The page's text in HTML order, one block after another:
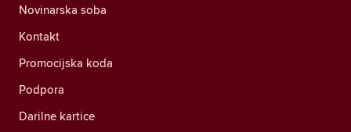
Novinarska soba
Kontakt
Promocijska koda
Podpora
Darilne kartice